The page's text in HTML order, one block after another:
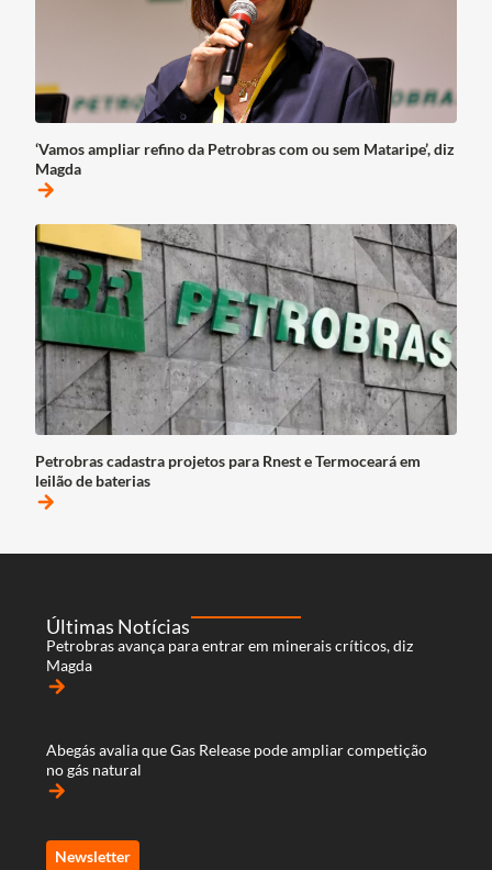
‘Vamos ampliar refino da Petrobras com ou sem Mataripe’, diz
Magda
arrow_forward
Petrobras cadastra projetos para Rnest e Termoceará em
leilão de baterias
arrow_forward
Últimas Notícias
Petrobras avança para entrar em minerais críticos, diz
Magda
arrow_forward
Abegás avalia que Gas Release pode ampliar competição
no gás natural
arrow_forward
Newsletter